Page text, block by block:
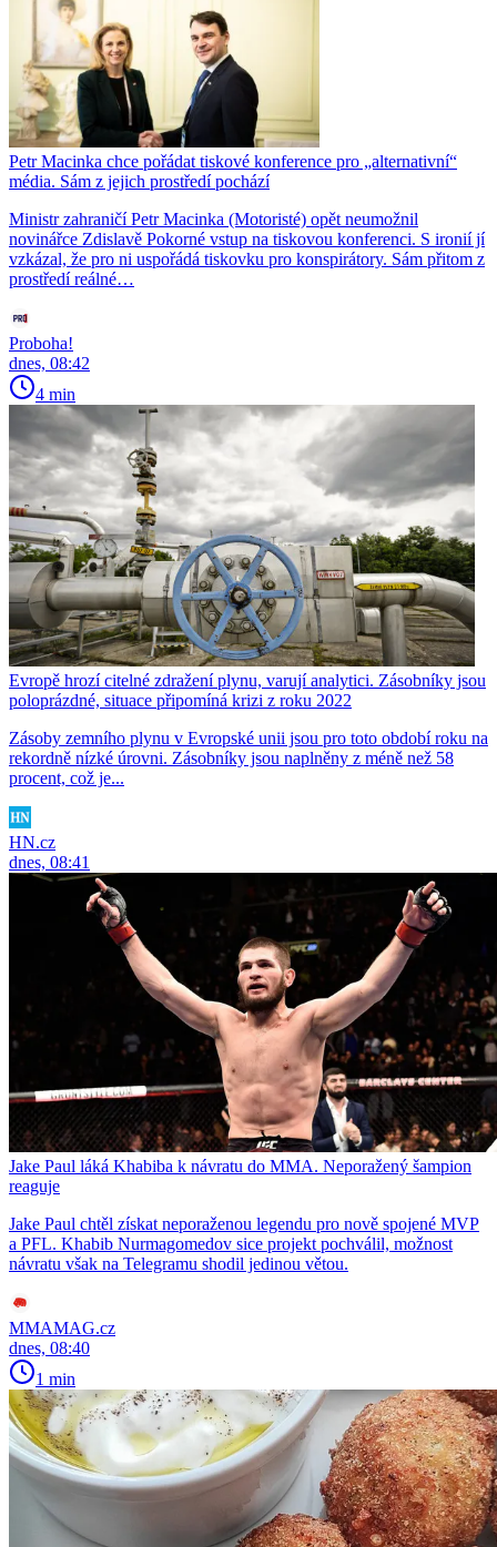
Petr Macinka chce pořádat tiskové konference pro „alternativní“
média. Sám z jejich prostředí pochází
Ministr zahraničí Petr Macinka (Motoristé) opět neumožnil
novinářce Zdislavě Pokorné vstup na tiskovou konferenci. S ironií jí
vzkázal, že pro ni uspořádá tiskovku pro konspirátory. Sám přitom z
prostředí reálné…
Proboha!
dnes, 08:42
4 min
Evropě hrozí citelné zdražení plynu, varují analytici. Zásobníky jsou
poloprázdné, situace připomíná krizi z roku 2022
Zásoby zemního plynu v Evropské unii jsou pro toto období roku na
rekordně nízké úrovni. Zásobníky jsou naplněny z méně než 58
procent, což je...
HN.cz
dnes, 08:41
Jake Paul láká Khabiba k návratu do MMA. Neporažený šampion
reaguje
Jake Paul chtěl získat neporaženou legendu pro nově spojené MVP
a PFL. Khabib Nurmagomedov sice projekt pochválil, možnost
návratu však na Telegramu shodil jedinou větou.
MMAMAG.cz
dnes, 08:40
1 min